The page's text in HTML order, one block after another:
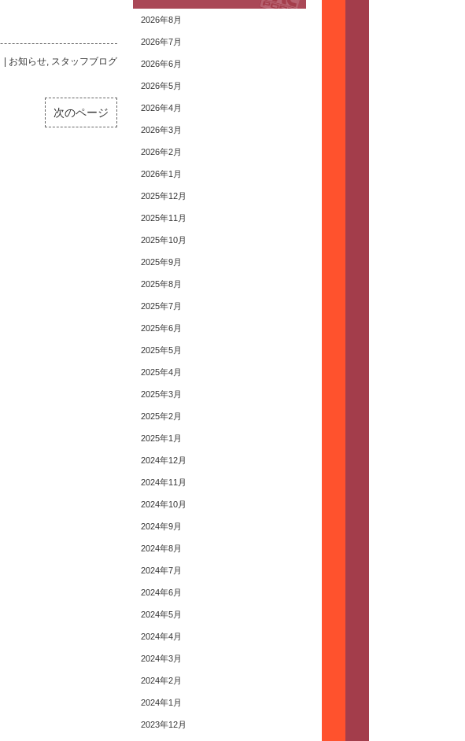
お知らせ, スタッフブログ
次のページ
2026年8月
2026年7月
2026年6月
2026年5月
2026年4月
2026年3月
2026年2月
2026年1月
2025年12月
2025年11月
2025年10月
2025年9月
2025年8月
2025年7月
2025年6月
2025年5月
2025年4月
2025年3月
2025年2月
2025年1月
2024年12月
2024年11月
2024年10月
2024年9月
2024年8月
2024年7月
2024年6月
2024年5月
2024年4月
2024年3月
2024年2月
2024年1月
2023年12月